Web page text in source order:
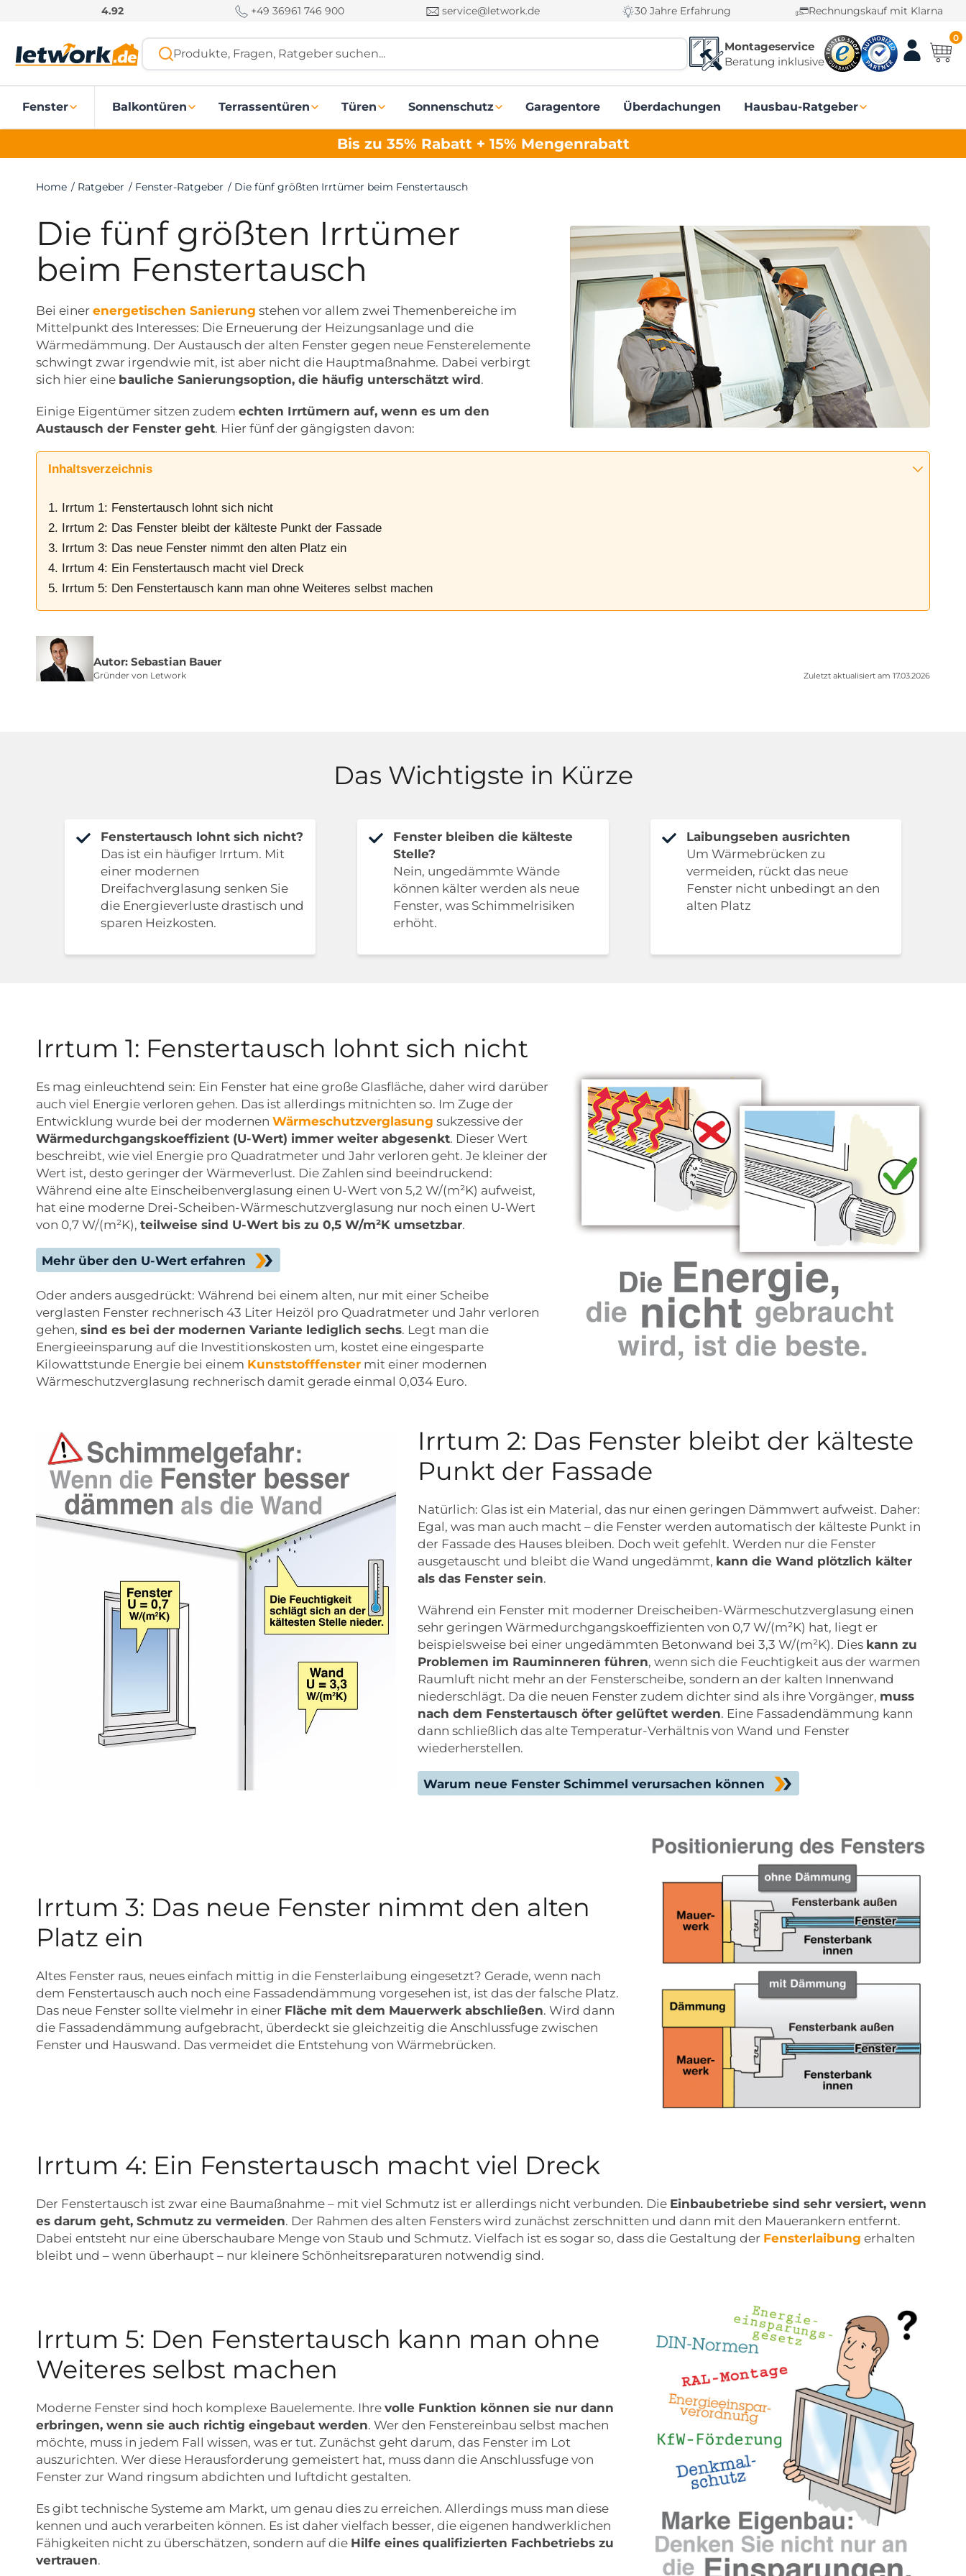
o
4.92 +49 36961 746 900 service@letwork.de 30 Jahre Erfahrung Rechnungskauf mit Klarna
Produkte, Fragen, Ratgeber suchen...
Montageservice
Beratung inklusive
0
Fenster Balkontüren Terrassentüren Türen Sonnenschutz Garagentore Überdachungen Hausbau-Ratgeber
Bis zu 35% Rabatt + 15% Mengenrabatt
Home / Ratgeber / Fenster-Ratgeber / Die fünf größten Irrtümer beim Fenstertausch
Die fünf größten Irrtümer
beim Fenstertausch
Bei einer energetischen Sanierung stehen vor allem zwei Themenbereiche im
Mittelpunkt des Interesses: Die Erneuerung der Heizungsanlage und die
Wärmedämmung. Der Austausch der alten Fenster gegen neue Fensterelemente
schwingt zwar irgendwie mit, ist aber nicht die Hauptmaßnahme. Dabei verbirgt
sich hier eine bauliche Sanierungsoption, die häufig unterschätzt wird.
Einige Eigentümer sitzen zudem echten Irrtümern auf, wenn es um den
Austausch der Fenster geht. Hier fünf der gängigsten davon:
Inhaltsverzeichnis
1. Irrtum 1: Fenstertausch lohnt sich nicht
2. Irrtum 2: Das Fenster bleibt der kälteste Punkt der Fassade
3. Irrtum 3: Das neue Fenster nimmt den alten Platz ein
4. Irrtum 4: Ein Fenstertausch macht viel Dreck
5. Irrtum 5: Den Fenstertausch kann man ohne Weiteres selbst machen
Autor: Sebastian Bauer
Gründer von Letwork Zuletzt aktualisiert am 17.03.2026
Das Wichtigste in Kürze
Fenstertausch lohnt sich nicht?
Das ist ein häufiger Irrtum. Mit
einer modernen
Dreifachverglasung senken Sie
die Energieverluste drastisch und
sparen Heizkosten.
Fenster bleiben die kälteste
Stelle?
Nein, ungedämmte Wände
können kälter werden als neue
Fenster, was Schimmelrisiken
erhöht.
Laibungseben ausrichten
Um Wärmebrücken zu
vermeiden, rückt das neue
Fenster nicht unbedingt an den
alten Platz
Irrtum 1: Fenstertausch lohnt sich nicht
Es mag einleuchtend sein: Ein Fenster hat eine große Glasfläche, daher wird darüber
auch viel Energie verloren gehen. Das ist allerdings mitnichten so. Im Zuge der
Entwicklung wurde bei der modernen Wärmeschutzverglasung sukzessive der
Wärmedurchgangskoeffizient (U-Wert) immer weiter abgesenkt. Dieser Wert
beschreibt, wie viel Energie pro Quadratmeter und Jahr verloren geht. Je kleiner der
Wert ist, desto geringer der Wärmeverlust. Die Zahlen sind beeindruckend:
Während eine alte Einscheibenverglasung einen U-Wert von 5,2 W/(m²K) aufweist,
hat eine moderne Drei-Scheiben-Wärmeschutzverglasung nur noch einen U-Wert
von 0,7 W/(m²K), teilweise sind U-Wert bis zu 0,5 W/m²K umsetzbar.
Mehr über den U-Wert erfahren
Oder anders ausgedrückt: Während bei einem alten, nur mit einer Scheibe
verglasten Fenster rechnerisch 43 Liter Heizöl pro Quadratmeter und Jahr verloren
gehen, sind es bei der modernen Variante lediglich sechs. Legt man die
Energieeinsparung auf die Investitionskosten um, kostet eine eingesparte
Kilowattstunde Energie bei einem Kunststofffenster mit einer modernen
Wärmeschutzverglasung rechnerisch damit gerade einmal 0,034 Euro.
Irrtum 2: Das Fenster bleibt der kälteste
Punkt der Fassade
Natürlich: Glas ist ein Material, das nur einen geringen Dämmwert aufweist. Daher:
Egal, was man auch macht – die Fenster werden automatisch der kälteste Punkt in
der Fassade des Hauses bleiben. Doch weit gefehlt. Werden nur die Fenster
ausgetauscht und bleibt die Wand ungedämmt, kann die Wand plötzlich kälter
als das Fenster sein.
Während ein Fenster mit moderner Dreischeiben-Wärmeschutzverglasung einen
sehr geringen Wärmedurchgangskoeffizienten von 0,7 W/(m²K) hat, liegt er
beispielsweise bei einer ungedämmten Betonwand bei 3,3 W/(m²K). Dies kann zu
Problemen im Rauminneren führen, wenn sich die Feuchtigkeit aus der warmen
Raumluft nicht mehr an der Fensterscheibe, sondern an der kalten Innenwand
niederschlägt. Da die neuen Fenster zudem dichter sind als ihre Vorgänger, muss
nach dem Fenstertausch öfter gelüftet werden. Eine Fassadendämmung kann
dann schließlich das alte Temperatur-Verhältnis von Wand und Fenster
wiederherstellen.
Warum neue Fenster Schimmel verursachen können
Irrtum 3: Das neue Fenster nimmt den alten
Platz ein
Altes Fenster raus, neues einfach mittig in die Fensterlaibung eingesetzt? Gerade, wenn nach
dem Fenstertausch auch noch eine Fassadendämmung vorgesehen ist, ist das der falsche Platz.
Das neue Fenster sollte vielmehr in einer Fläche mit dem Mauerwerk abschließen. Wird dann
die Fassadendämmung aufgebracht, überdeckt sie gleichzeitig die Anschlussfuge zwischen
Fenster und Hauswand. Das vermeidet die Entstehung von Wärmebrücken.
Irrtum 4: Ein Fenstertausch macht viel Dreck
Der Fenstertausch ist zwar eine Baumaßnahme – mit viel Schmutz ist er allerdings nicht verbunden. Die Einbaubetriebe sind sehr versiert, wenn
es darum geht, Schmutz zu vermeiden. Der Rahmen des alten Fensters wird zunächst zerschnitten und dann mit den Mauerankern entfernt.
Dabei entsteht nur eine überschaubare Menge von Staub und Schmutz. Vielfach ist es sogar so, dass die Gestaltung der Fensterlaibung erhalten
bleibt und – wenn überhaupt – nur kleinere Schönheitsreparaturen notwendig sind.
Irrtum 5: Den Fenstertausch kann man ohne
Weiteres selbst machen
Moderne Fenster sind hoch komplexe Bauelemente. Ihre volle Funktion können sie nur dann
erbringen, wenn sie auch richtig eingebaut werden. Wer den Fenstereinbau selbst machen
möchte, muss in jedem Fall wissen, was er tut. Zunächst geht darum, das Fenster im Lot
auszurichten. Wer diese Herausforderung gemeistert hat, muss dann die Anschlussfuge von
Fenster zur Wand ringsum abdichten und luftdicht gestalten.
Es gibt technische Systeme am Markt, um genau dies zu erreichen. Allerdings muss man diese
kennen und auch verarbeiten können. Es ist daher vielfach besser, die eigenen handwerklichen
Fähigkeiten nicht zu überschätzen, sondern auf die Hilfe eines qualifizierten Fachbetriebs zu
vertrauen.